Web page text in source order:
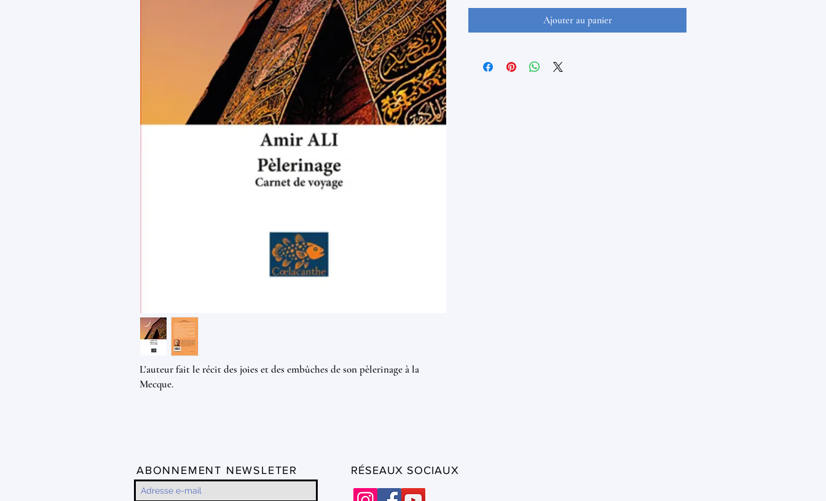
L'auteur fait le récit des joies et des embûches de son pèlerinage à la
Mecque.
Ajouter au panier
ABONNEMENT NEWSLETER RÉSEAUX SOCIAUX